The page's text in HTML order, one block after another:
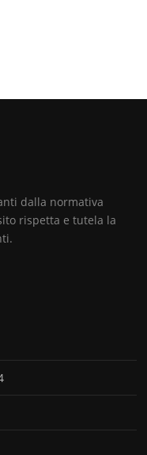
dalla normativa
rispetta e tutela la